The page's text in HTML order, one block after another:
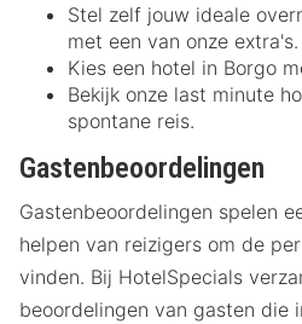
Stel zelf jouw ideale
met een van onze extra's.
Kies een hotel in Borgo
Bekijk onze last minute
spontane reis.
Gastenbeoordelingen
Gastenbeoordelingen spelen
helpen van reizigers om de
vinden. Bij HotelSpecials
beoordelingen van gasten die